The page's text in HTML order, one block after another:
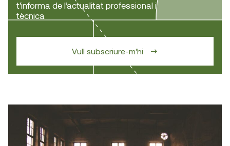
t’informa de l’actualitat professional i
tècnica
Vull subscriure-m'hi